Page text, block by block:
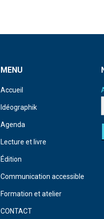
MENU
Accueil
Idéographik
Agenda
Lecture et livre
Édition
Communication accessible
Formation et atelier
CONTACT